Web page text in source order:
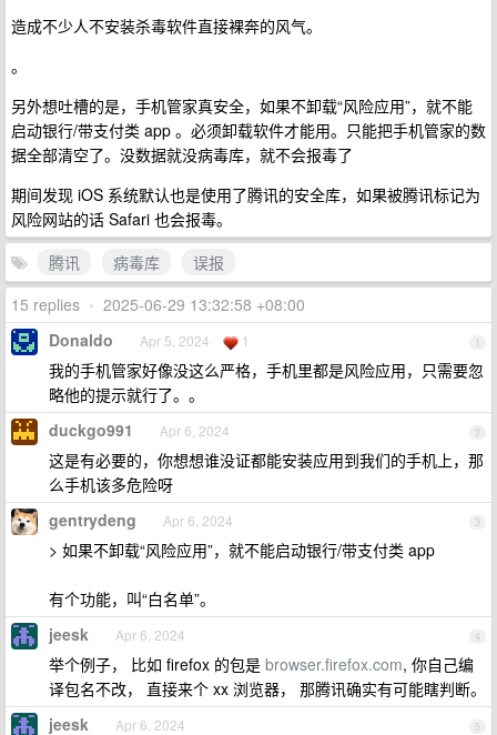
造成不少人不安装杀毒软件直接裸奔的风气。
。
另外想吐槽的是，手机管家真安全，如果不卸载“风险应用”，就不能
启动银行/带支付类 app 。必须卸载软件才能用。只能把手机管家的数
据全部清空了。没数据就没病毒库，就不会报毒了
期间发现 iOS 系统默认也是使用了腾讯的安全库，如果被腾讯标记为
风险网站的话 Safari 也会报毒。
腾讯
病毒库
误报
15 replies • 2025-06-29 13:32:58 +08:00
1
Donaldo Apr 5, 2024 1
我的手机管家好像没这么严格，手机里都是风险应用，只需要忽
略他的提示就行了。。
2
duckgo991 Apr 6, 2024
这是有必要的，你想想谁没证都能安装应用到我们的手机上，那
么手机该多危险呀
3
gentrydeng Apr 6, 2024
> 如果不卸载“风险应用”，就不能启动银行/带支付类 app
有个功能，叫“白名单”。
4
jeesk Apr 6, 2024
举个例子， 比如 firefox 的包是 browser.firefox.com, 你自己编
译包名不改， 直接来个 xx 浏览器， 那腾讯确实有可能瞎判断。
5
jeesk Apr 6, 2024